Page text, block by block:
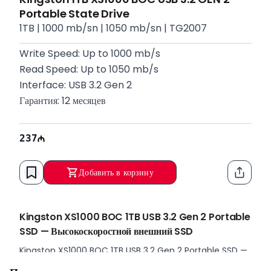
Portable State Drive
1TB | 1000 mb/sn | 1050 mb/sn | TG2007
Write Speed: Up to 1000 mb/s
Read Speed: Up to 1050 mb/s
Interface: USB 3.2 Gen 2
Гарантия: 12 месяцев
237
Добавить в корзину
Kingston XS1000 BOC 1TB USB 3.2 Gen 2 Portable
SSD — Высокоскоростной внешний SSD
Kingston XS1000 BOC 1TB USB 3.2 Gen 2 Portable SSD —